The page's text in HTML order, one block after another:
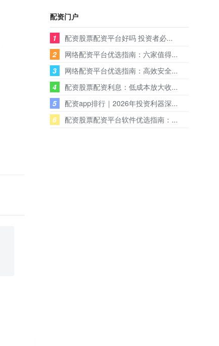
配资门户
1
配资股票配资平台好吗 投资者必...
2
网络配资平台优选指南：六家值得...
3
网络配资平台优选指南：高效安全...
4
配资股票配资利息：低成本放大收...
5
配资app排行｜2026年投资利器深...
6
配资股票配资平台软件优选指南：...